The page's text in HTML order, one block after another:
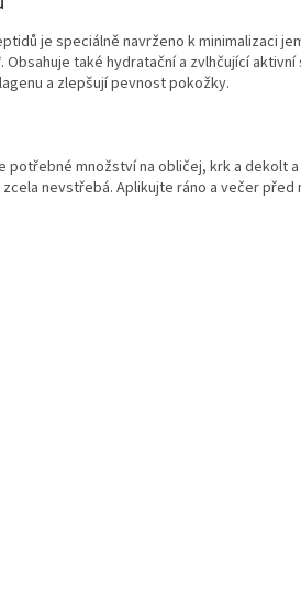
je speciálně navrženo k minimalizaci
také hydratační a zvlhčující
a zlepšují pevnost pokožky.
potřebné množství na obličej, krk a dekolt
nevstřebá. Aplikujte ráno a večer před